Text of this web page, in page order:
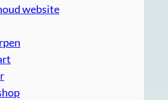
website